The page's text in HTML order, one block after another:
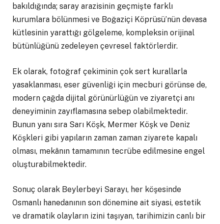
bakıldığında; saray arazisinin geçmişte farklı
kurumlara bölünmesi ve Boğaziçi Köprüsü’nün devasa
kütlesinin yarattığı gölgeleme, kompleksin orijinal
bütünlüğünü zedeleyen çevresel faktörlerdir.
Ek olarak, fotoğraf çekiminin çok sert kurallarla
yasaklanması, eser güvenliği için mecburi görünse de,
modern çağda dijital görünürlüğün ve ziyaretçi anı
deneyiminin zayıflamasına sebep olabilmektedir.
Bunun yanı sıra Sarı Köşk, Mermer Köşk ve Deniz
Köşkleri gibi yapıların zaman zaman ziyarete kapalı
olması, mekânın tamamının tecrübe edilmesine engel
oluşturabilmektedir.
Sonuç olarak Beylerbeyi Sarayı, her köşesinde
Osmanlı hanedanının son dönemine ait siyasi, estetik
ve dramatik olayların izini taşıyan, tarihimizin canlı bir